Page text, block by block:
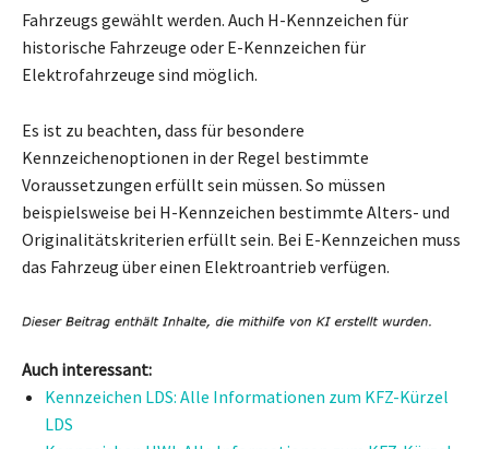
Fahrzeugs gewählt werden. Auch H-Kennzeichen für
historische Fahrzeuge oder E-Kennzeichen für
Elektrofahrzeuge sind möglich.
Es ist zu beachten, dass für besondere
Kennzeichenoptionen in der Regel bestimmte
Voraussetzungen erfüllt sein müssen. So müssen
beispielsweise bei H-Kennzeichen bestimmte Alters- und
Originalitätskriterien erfüllt sein. Bei E-Kennzeichen muss
das Fahrzeug über einen Elektroantrieb verfügen.
Auch interessant:
Kennzeichen LDS: Alle Informationen zum KFZ-Kürzel
LDS